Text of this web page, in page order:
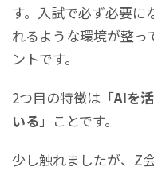
す。入試で必ず必要に
れるような環境が整っ
ントです。
2つ目の特徴は「AIを
いる 」ことです。
少し触れましたが、Z